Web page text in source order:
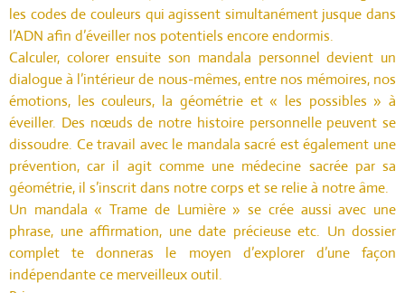
les codes de couleurs qui agissent simultanément jusque dans
l’ADN afin d’éveiller nos potentiels encore endormis.
Calculer, colorer ensuite son mandala personnel devient un
dialogue à l’intérieur de nous-mêmes, entre nos mémoires, nos
émotions, les couleurs, la géométrie et « les possibles » à
éveiller. Des nœuds de notre histoire personnelle peuvent se
dissoudre. Ce travail avec le mandala sacré est également une
prévention, car il agit comme une médecine sacrée par sa
géométrie, il s’inscrit dans notre corps et se relie à notre âme.
Un mandala « Trame de Lumière » se crée aussi avec une
phrase, une affirmation, une date précieuse etc. Un dossier
complet te donneras le moyen d’explorer d’une façon
indépendante ce merveilleux outil.